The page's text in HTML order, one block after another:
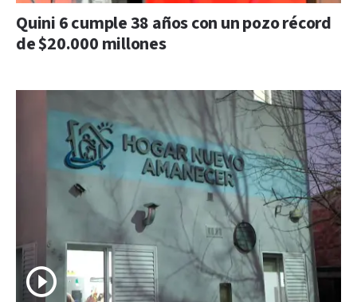
Quini 6 cumple 38 años con un pozo récord
de $20.000 millones